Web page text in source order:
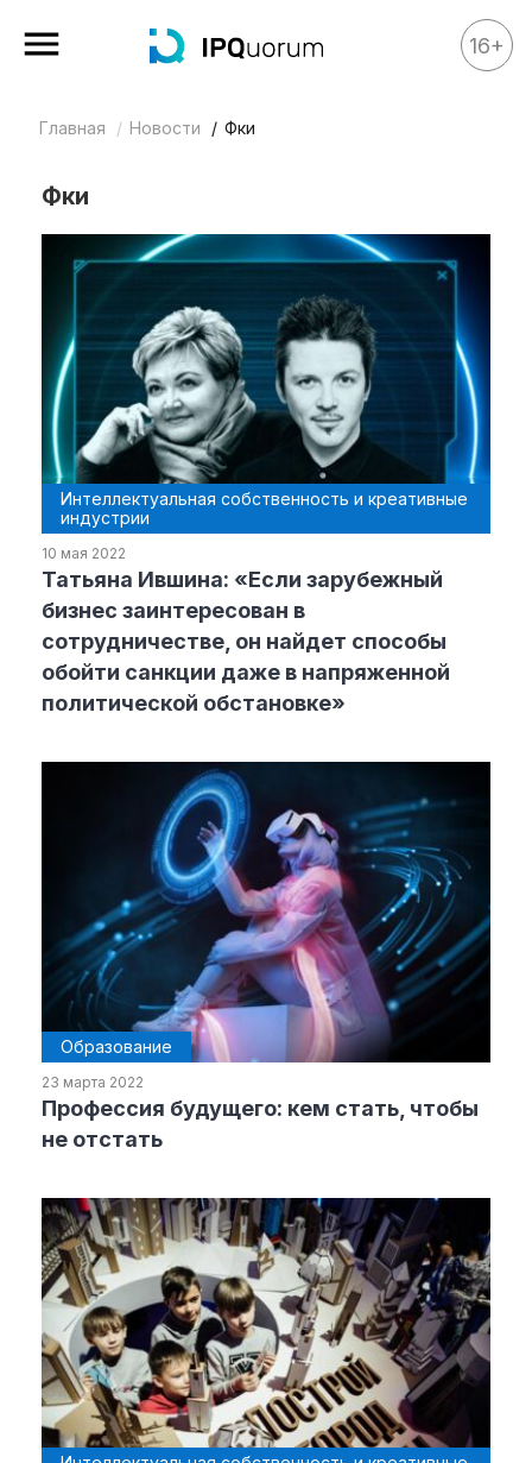
Все материалы
Аналитика
Legal review
IPQ.365
IP Stories
Квиз
О нас
Календарь
Рубрики
Интеллектуальная собственность
и креативные индустрии
Кино и театр
Реклама и маркетинг
Архитектура и урбанистика
Наука и технологии
Образование
Издательское дело
Музыка
Музеи
Материалы партнеров
Artists / Художники.РФ
n'RIS
Онлайн патент
Цифровой Сарафан
Смотрите нас в соцсетях и мессенджерах
16+
Главная Новости Фки
Фки
Интеллектуальная собственность и креативные
индустрии
10 мая 2022
Татьяна Ившина: «Если зарубежный
бизнес заинтересован в
сотрудничестве, он найдет способы
обойти санкции даже в напряженной
политической обстановке»
Образование
23 марта 2022
Профессия будущего: кем стать, чтобы
не отстать